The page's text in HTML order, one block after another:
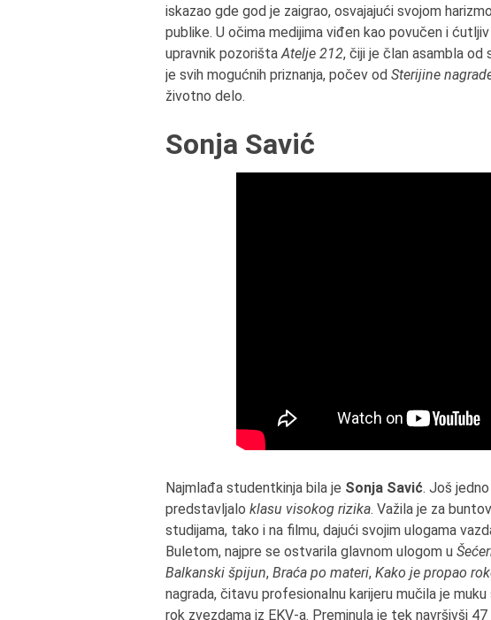
iskazao gde god je zaigrao, osvajajući svojom
publike. U očima medijima viđen kao povučen i
upravnik pozorištaAtelje 212, čiji je član asambla
je svih mogućnih priznanja, počev od Sterijine
životno delo.
Sonja Savić
Najmlađa studentkinja bila je Sonja Savić. Još
predstavljalo klasu visokog rizika. Važila je za
studijama, tako i na filmu, dajući svojim ulogama
Buletom, najpre se ostvarila glavnom ulogom u
Balkanski špijun, Braća po materi, Kako je propao
nagrada, čitavu profesionalnu karijeru mučila je
rok zvezdama iz EKV-a. Preminula je tek navršivši